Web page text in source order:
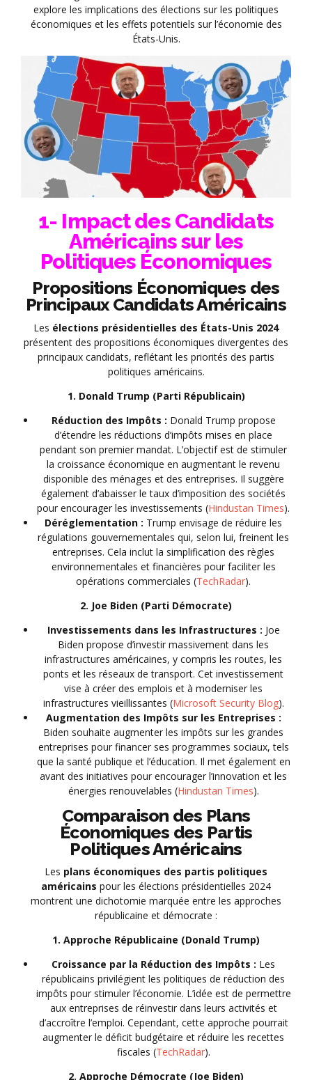
explore les implications des élections sur les politiques
économiques et les effets potentiels sur l’économie des
États-Unis.
1- Impact des Candidats
Américains sur les
Politiques Économiques
Propositions Économiques des
Principaux Candidats Américains
Les élections présidentielles des États-Unis 2024
présentent des propositions économiques divergentes des
principaux candidats, reflétant les priorités des partis
politiques américains.
1. Donald Trump (Parti Républicain)
Réduction des Impôts : Donald Trump propose
d’étendre les réductions d’impôts mises en place
pendant son premier mandat. L’objectif est de stimuler
la croissance économique en augmentant le revenu
disponible des ménages et des entreprises. Il suggère
également d’abaisser le taux d’imposition des sociétés
pour encourager les investissements (Hindustan Times).
Déréglementation : Trump envisage de réduire les
régulations gouvernementales qui, selon lui, freinent les
entreprises. Cela inclut la simplification des règles
environnementales et financières pour faciliter les
opérations commerciales (TechRadar).
2. Joe Biden (Parti Démocrate)
Investissements dans les Infrastructures : Joe
Biden propose d’investir massivement dans les
infrastructures américaines, y compris les routes, les
ponts et les réseaux de transport. Cet investissement
vise à créer des emplois et à moderniser les
infrastructures vieillissantes (Microsoft Security Blog).
Augmentation des Impôts sur les Entreprises :
Biden souhaite augmenter les impôts sur les grandes
entreprises pour financer ses programmes sociaux, tels
que la santé publique et l’éducation. Il met également en
avant des initiatives pour encourager l’innovation et les
énergies renouvelables (Hindustan Times).
Comparaison des Plans
Économiques des Partis
Politiques Américains
Les plans économiques des partis politiques
américains pour les élections présidentielles 2024
montrent une dichotomie marquée entre les approches
républicaine et démocrate :
1. Approche Républicaine (Donald Trump)
Croissance par la Réduction des Impôts : Les
républicains privilégient les politiques de réduction des
impôts pour stimuler l’économie. L’idée est de permettre
aux entreprises de réinvestir dans leurs activités et
d’accroître l’emploi. Cependant, cette approche pourrait
augmenter le déficit budgétaire et réduire les recettes
fiscales (TechRadar).
2. Approche Démocrate (Joe Biden)